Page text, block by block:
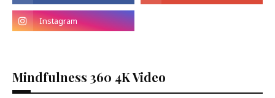
Mindfulness 360 4K Video